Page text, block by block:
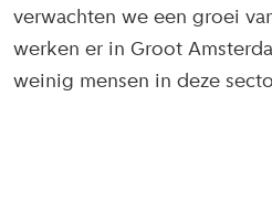
verwachten we een groei
werken er in Groot
weinig mensen in deze